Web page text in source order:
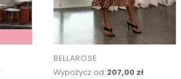
BELLAROSE
Wypożycz od 207,00 zł